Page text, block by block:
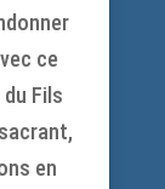
ce
Fils
en